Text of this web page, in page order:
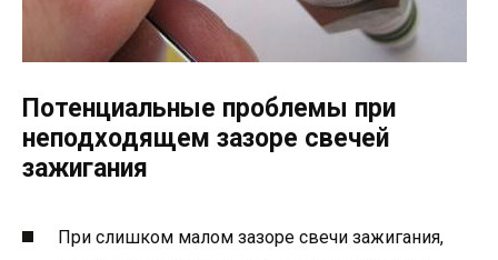
Потенциальные проблемы при
неподходящем зазоре свечей
зажигания
При слишком малом зазоре свечи зажигания,